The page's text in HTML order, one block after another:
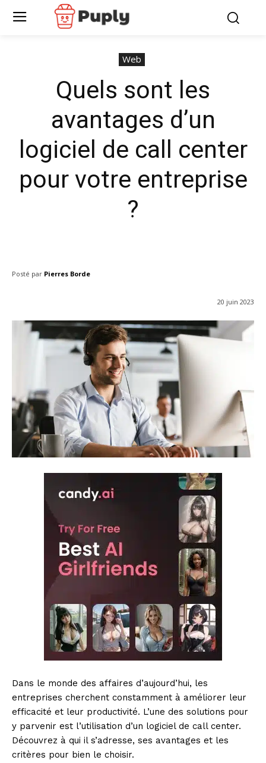
Web
Quels sont les
avantages d’un
logiciel de call center
pour votre entreprise
?
Posté par Pierres Borde
20 juin 2023
Dans le monde des affaires d’aujourd’hui, les
entreprises cherchent constamment à améliorer leur
efficacité et leur productivité. L’une des solutions pour
y parvenir est l’utilisation d’un logiciel de call center.
Découvrez à qui il s’adresse, ses avantages et les
critères pour bien le choisir.